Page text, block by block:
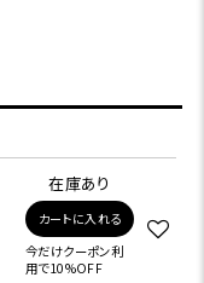
在庫あり
カートに入れる
今だけクーポン利
用で10%OFF